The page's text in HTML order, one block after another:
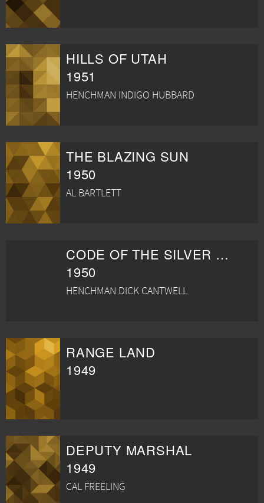
HILLS OF UTAH
1951
HENCHMAN INDIGO HUBBARD
THE BLAZING SUN
1950
AL BARTLETT
CODE OF THE SILVER SAGE
1950
HENCHMAN DICK CANTWELL
RANGE LAND
1949
DEPUTY MARSHAL
1949
CAL FREELING